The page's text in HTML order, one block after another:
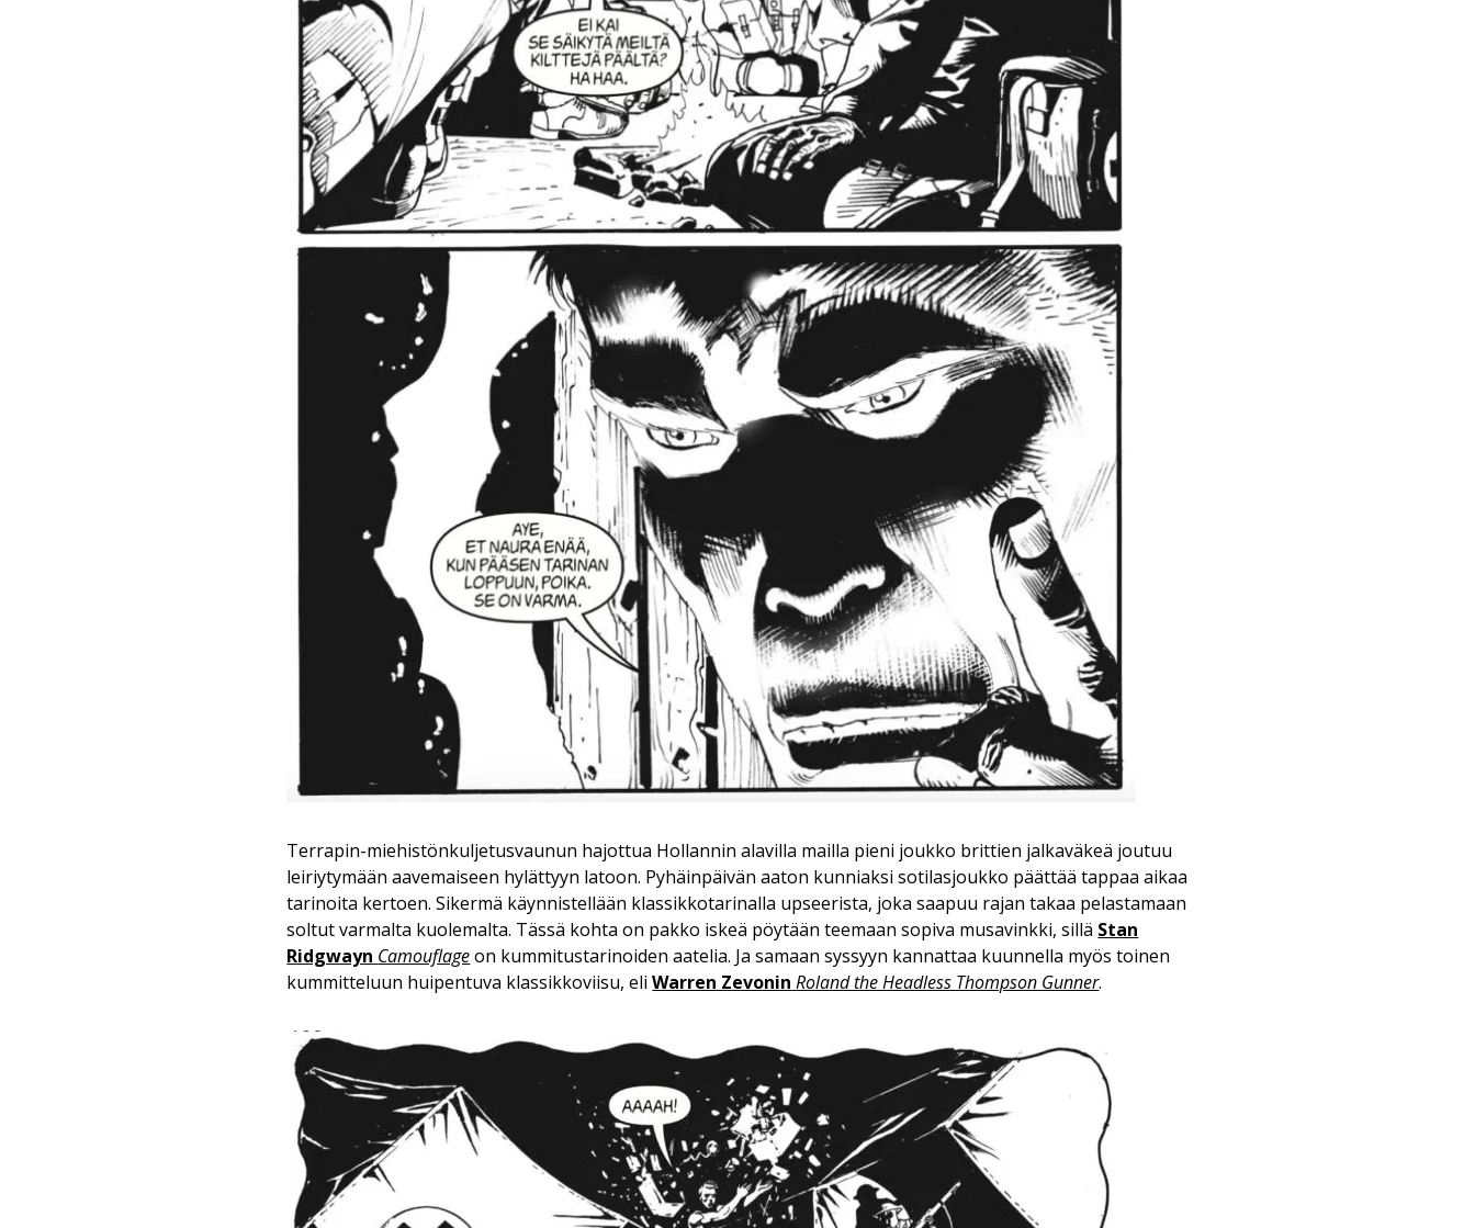
Terrapin-miehistönkuljetusvaunun hajottua Hollannin alavilla mailla pieni joukko brittien jalkaväkeä joutuu
leiriytymään aavemaiseen hylättyyn latoon. Pyhäinpäivän aaton kunniaksi sotilasjoukko päättää tappaa aikaa
tarinoita kertoen. Sikermä käynnistellään klassikkotarinalla upseerista, joka saapuu rajan takaa pelastamaan
soltut varmalta kuolemalta. Tässä kohta on pakko iskeä pöytään teemaan sopiva musavinkki, sillä Stan
Ridgwayn Camouflageon kummitustarinoiden aatelia. Ja samaan syssyyn kannattaa kuunnella myös toinen
kummitteluun huipentuva klassikkoviisu, eliWarren Zevonin Roland the Headless Thompson Gunner.